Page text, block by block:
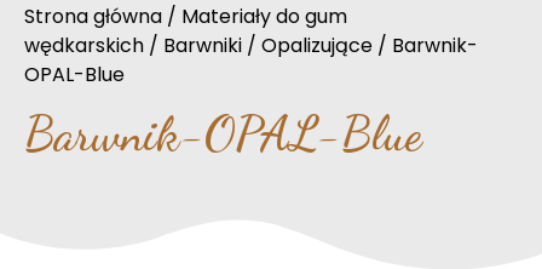
Strona główna / Materiały do gum
wędkarskich / Barwniki / Opalizujące / Barwnik-
OPAL-Blue
Barwnik-OPAL-Blue